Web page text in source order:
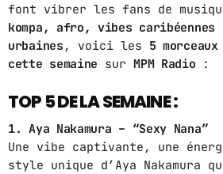
TOP 10
STUDIO
CONTACTS
FR
font vibrer les fans de
kompa, afro, vibes
urbaines , voici les 5
cette semaine surMPM Radio :
TOP 5 DE LA SEMAINE :
1. Aya Nakamura – “Sexy Nana”
Une vibe captivante, une
style unique d’Aya Nakamura